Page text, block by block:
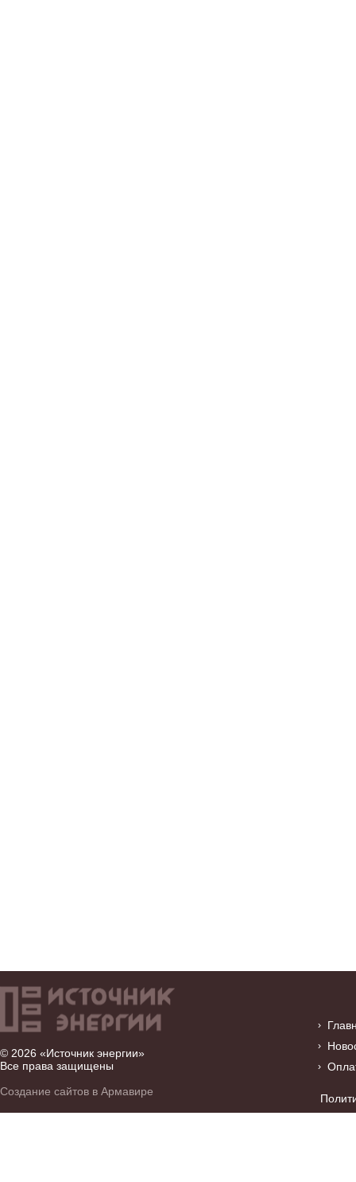
© 2026 «Источник энергии»
Все права защищены
Создание сайтов в Армавире